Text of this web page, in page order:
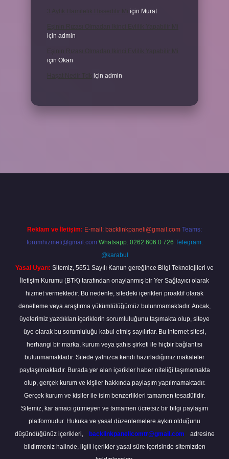
için Murat
için admin
için Okan
için admin
Reklam ve İletişim: E-mail: backlinkpaneli@gmail.com Teams:
forumhizmeti@gmail.com Whatsapp: 0262 606 0 726 Telegram:
@karabul
Yasal Uyarı: Sitemiz, 5651 Sayılı Kanun gereğince Bilgi Teknolojileri ve
İletişim Kurumu (BTK) tarafından onaylanmış bir Yer Sağlayıcı olarak
hizmet vermektedir. Bu nedenle, sitedeki içerikleri proaktif olarak
denetleme veya araştırma yükümlülüğümüz bulunmamaktadır. Ancak,
üyelerimiz yazdıkları içeriklerin sorumluluğunu taşımakta olup, siteye
üye olarak bu sorumluluğu kabul etmiş sayılırlar. Bu internet sitesi,
herhangi bir marka, kurum veya şahıs şirketi ile hiçbir bağlantısı
bulunmamaktadır. Sitede yalnızca kendi hazırladığımız makaleler
paylaşılmaktadır. Burada yer alan içerikler haber niteliği taşımamakta
olup, gerçek kurum ve kişiler hakkında paylaşım yapılmamaktadır.
Gerçek kurum ve kişiler ile isim benzerlikleri tamamen tesadüfidir.
Sitemiz, kar amacı gütmeyen ve tamamen ücretsiz bir bilgi paylaşım
platformudur. Hukuka ve yasal düzenlemelere aykırı olduğunu
düşündüğünüz içerikleri,
backlinkpanelicomtr@gmail.com
adresine
bildirmeniz halinde, ilgili içerikler yasal süre içerisinde sitemizden